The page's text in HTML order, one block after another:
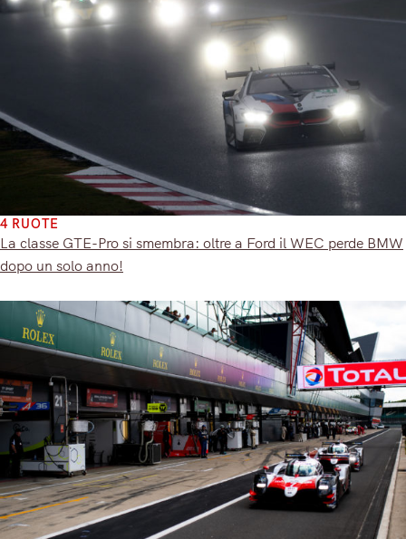
4 RUOTE
La classe GTE-Pro si smembra: oltre a Ford il WEC perde BMW
dopo un solo anno!